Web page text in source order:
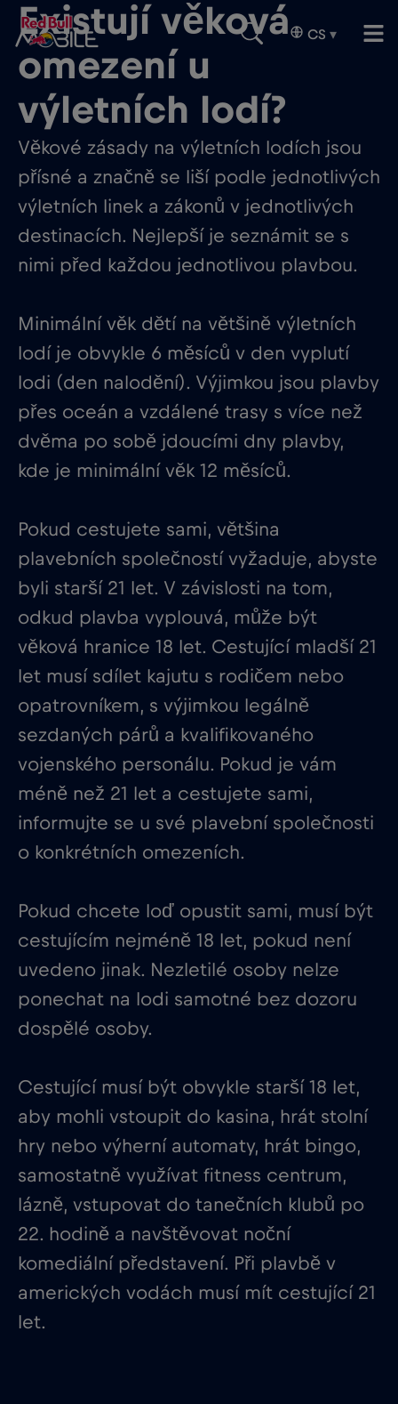
CS ▾
Existují věková
omezení u
výletních lodí?
Věkové zásady na výletních lodích jsou
přísné a značně se liší podle jednotlivých
výletních linek a zákonů v jednotlivých
destinacích. Nejlepší je seznámit se s
nimi před každou jednotlivou plavbou.
Minimální věk dětí na většině výletních
lodí je obvykle 6 měsíců v den vyplutí
lodi (den nalodění). Výjimkou jsou plavby
přes oceán a vzdálené trasy s více než
dvěma po sobě jdoucími dny plavby,
kde je minimální věk 12 měsíců.
Pokud cestujete sami, většina
plavebních společností vyžaduje, abyste
byli starší 21 let. V závislosti na tom,
odkud plavba vyplouvá, může být
věková hranice 18 let. Cestující mladší 21
let musí sdílet kajutu s rodičem nebo
opatrovníkem, s výjimkou legálně
sezdaných párů a kvalifikovaného
vojenského personálu. Pokud je vám
méně než 21 let a cestujete sami,
informujte se u své plavební společnosti
o konkrétních omezeních.
Pokud chcete loď opustit sami, musí být
cestujícím nejméně 18 let, pokud není
uvedeno jinak. Nezletilé osoby nelze
ponechat na lodi samotné bez dozoru
dospělé osoby.
Cestující musí být obvykle starší 18 let,
aby mohli vstoupit do kasina, hrát stolní
hry nebo výherní automaty, hrát bingo,
samostatně využívat fitness centrum,
lázně, vstupovat do tanečních klubů po
22. hodině a navštěvovat noční
komediální představení. Při plavbě v
amerických vodách musí mít cestující 21
let.